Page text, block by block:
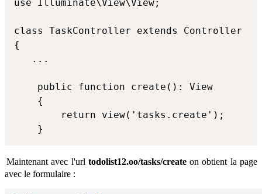
use Illuminate\View\View;
class TaskController extends Controller
{
   ...
    public function create(): View
    {
        return view('tasks.create');
    }
Maintenant avec l'url todolist12.oo/tasks/createon obtient la page
avec le formulaire :